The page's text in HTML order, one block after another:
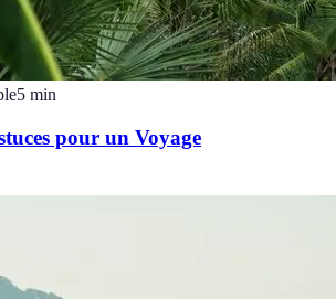
5 min
pour un Voyage